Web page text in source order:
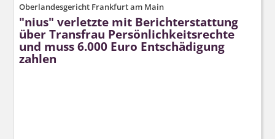
Oberlandesgericht Frankfurt am Main
"nius" verletzte mit Berichterstattung
über Transfrau Persönlich­keitsrechte
und muss 6.000 Euro Entschädigung
zahlen